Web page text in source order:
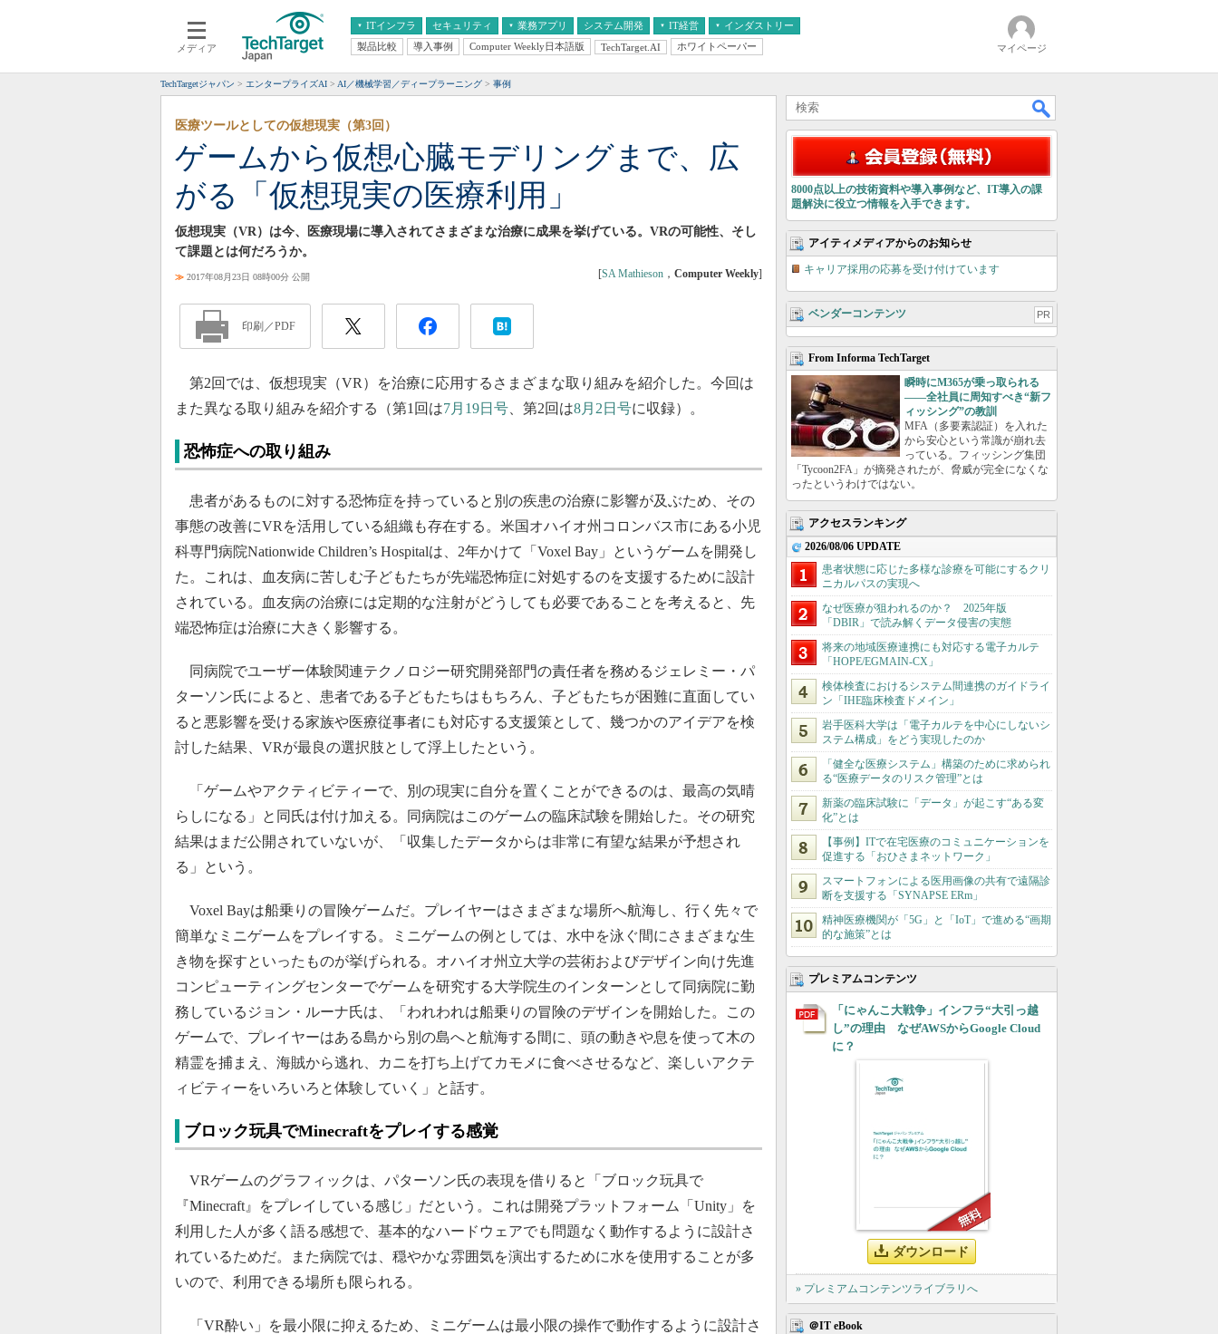
メディア
ITインフラ
クラウド
スマートモバイル
ネットワーク
システム運用管理
セキュリティ 業務アプリ
エンタープライズAI
ERP
CX
情報系システム
システム開発 IT経営
経営とIT
中堅・中小企業とIT
インダストリー
医療IT
製品比較 導入事例 Computer Weekly日本語版 TechTarget.AI ホワイトペーパー マイページ
TechTargetジャパン エンタープライズAI AI／機械学習／ディープラーニング 事例
ゲームから仮想心臓モデリングまで、広
がる「仮想現実の医療利用」
医療ツールとしての仮想現実（第3回）
仮想現実（VR）は今、医療現場に導入されてさまざまな治療に成果を挙げている。VRの可能性、そし
て課題とは何だろうか。
≫ 2017年08月23日 08時00分 公開 [SA Mathieson ， Computer Weekly]
印刷／PDF
第2回では、仮想現実（VR）を治療に応用するさまざまな取り組みを紹介した。今回は
また異なる取り組みを紹介する（第1回は7月19日号 、第2回は8月2日号に収録）。
恐怖症への取り組み
患者があるものに対する恐怖症を持っていると別の疾患の治療に影響が及ぶため、その
事態の改善にVRを活用している組織も存在する。米国オハイオ州コロンバス市にある小児
科専門病院Nationwide Children’s Hospitalは、2年かけて「Voxel Bay」というゲームを開発し
た。これは、血友病に苦しむ子どもたちが先端恐怖症に対処するのを支援するために設計
されている。血友病の治療には定期的な注射がどうしても必要であることを考えると、先
端恐怖症は治療に大きく影響する。
同病院でユーザー体験関連テクノロジー研究開発部門の責任者を務めるジェレミー・パ
ターソン氏によると、患者である子どもたちはもちろん、子どもたちが困難に直面してい
ると悪影響を受ける家族や医療従事者にも対応する支援策として、幾つかのアイデアを検
討した結果、VRが最良の選択肢として浮上したという。
「ゲームやアクティビティーで、別の現実に自分を置くことができるのは、最高の気晴
らしになる」と同氏は付け加える。同病院はこのゲームの臨床試験を開始した。その研究
結果はまだ公開されていないが、「収集したデータからは非常に有望な結果が予想され
る」という。
Voxel Bayは船乗りの冒険ゲームだ。プレイヤーはさまざまな場所へ航海し、行く先々で
簡単なミニゲームをプレイする。ミニゲームの例としては、水中を泳ぐ間にさまざまな生
き物を探すといったものが挙げられる。オハイオ州立大学の芸術およびデザイン向け先進
コンピューティングセンターでゲームを研究する大学院生のインターンとして同病院に勤
務しているジョン・ルーナ氏は、「われわれは船乗りの冒険のデザインを開始した。この
ゲームで、プレイヤーはある島から別の島へと航海する間に、頭の動きや息を使って木の
精霊を捕まえ、海賊から逃れ、カニを打ち上げてカモメに食べさせるなど、楽しいアクテ
ィビティーをいろいろと体験していく」と話す。
ブロック玩具でMinecraftをプレイする感覚
VRゲームのグラフィックは、パターソン氏の表現を借りると「ブロック玩具で
『Minecraft』をプレイしている感じ」だという。これは開発プラットフォーム「Unity」を
利用した人が多く語る感想で、基本的なハードウェアでも問題なく動作するように設計さ
れているためだ。また病院では、穏やかな雰囲気を演出するために水を使用することが多
いので、利用できる場所も限られる。
「VR酔い」を最小限に抑えるため、ミニゲームは最小限の操作で動作するように設計さ
8000点以上の技術資料や導入事例など、IT導入の課
題解決に役立つ情報を入手できます。
アイティメディアからのお知らせ
キャリア採用の応募を受け付けています
ベンダーコンテンツ PR
From Informa TechTarget
瞬時にM365が乗っ取られる
――全社員に周知すべき“新フ
ィッシング”の教訓
MFA（多要素認証）を入れた
から安心という常識が崩れ去
っている。フィッシング集団
「Tycoon2FA」が摘発されたが、脅威が完全になくな
ったというわけではない。
アクセスランキング
2026/08/06 UPDATE
患者状態に応じた多様な診療を可能にするクリ
ニカルパスの実現へ
なぜ医療が狙われるのか？ 2025年版
「DBIR」で読み解くデータ侵害の実態
将来の地域医療連携にも対応する電子カルテ
「HOPE/EGMAIN-CX」
検体検査におけるシステム間連携のガイドライ
ン「IHE臨床検査ドメイン」
岩手医科大学は「電子カルテを中心にしないシ
ステム構成」をどう実現したのか
「健全な医療システム」構築のために求められ
る“医療データのリスク管理”とは
新薬の臨床試験に「データ」が起こす“ある変
化”とは
【事例】ITで在宅医療のコミュニケーションを
促進する「おひさまネットワーク」
スマートフォンによる医用画像の共有で遠隔診
断を支援する「SYNAPSE ERm」
精神医療機関が「5G」と「IoT」で進める“画期
的な施策”とは
プレミアムコンテンツ
「にゃんこ大戦争」インフラ“大引っ越
し”の理由 なぜAWSからGoogle Cloud
に？
ダウンロード
» プレミアムコンテンツライブラリへ
＠IT eBook